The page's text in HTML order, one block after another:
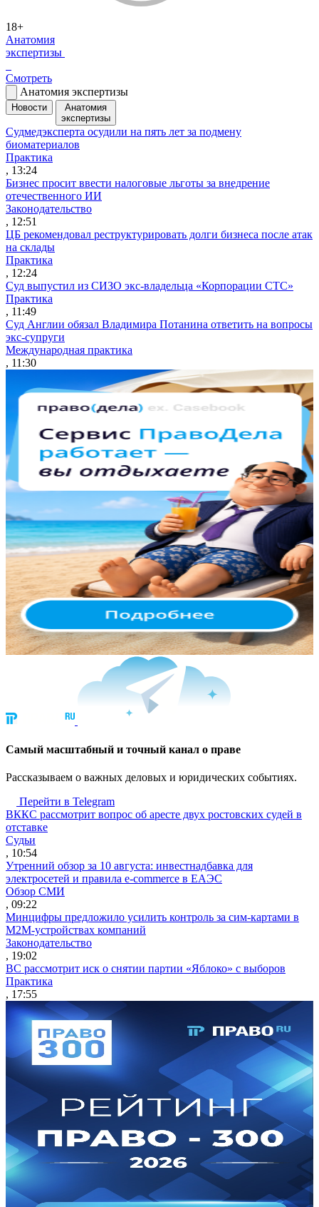
18+
Анатомия
экспертизы
Смотреть
Анатомия экспертизы
Новости
Анатомия
экспертизы
Судмедэксперта осудили на пять лет за подмену
биоматериалов
Практика
, 13:24
Бизнес просит ввести налоговые льготы за внедрение
отечественного ИИ
Законодательство
, 12:51
ЦБ рекомендовал реструктурировать долги бизнеса после атак
на склады
Практика
, 12:24
Суд выпустил из СИЗО экс-владельца «Корпорации СТС»
Практика
, 11:49
Суд Англии обязал Владимира Потанина ответить на вопросы
экс-супруги
Международная практика
, 11:30
Cамый масштабный и точный канал о праве
Рассказываем о важных деловых и юридических событиях.
Перейти в Telegram
ВККС рассмотрит вопрос об аресте двух ростовских судей в
отставке
Судьи
, 10:54
Утренний обзор за 10 августа: инвестнадбавка для
электросетей и правила e-commerce в ЕАЭС
Обзор СМИ
, 09:22
Минцифры предложило усилить контроль за сим-картами в
M2M-устройствах компаний
Законодательство
, 19:02
ВС рассмотрит иск о снятии партии «Яблоко» с выборов
Практика
, 17:55